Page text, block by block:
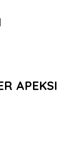
APEKSI